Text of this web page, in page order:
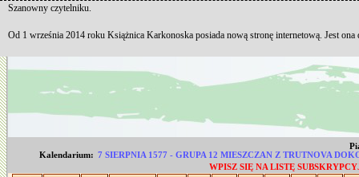
Kalendarium: 7 SIERPNIA 1577 - GRUPA 12 MIESZCZAN Z TRUTNOVA
WPISZ SIĘ NA LISTĘ
Szanowny czytelniku.
Od 1 września 2014 roku Książnica Karkonoska posiada nową stronę internetową. Jest ona